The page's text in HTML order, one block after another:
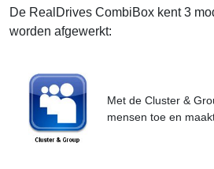
De RealDrives CombiBox kent 3
worden afgewerkt:
Met de Cluster &
mensen toe en